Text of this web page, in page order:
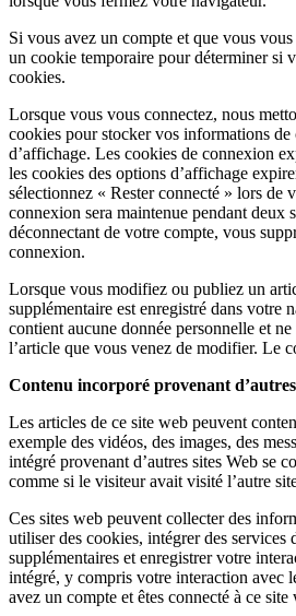
Si vous avez un compte et que vous
un cookie temporaire pour déterminer si
cookies.
Lorsque vous vous connectez, nous
cookies pour stocker vos informations
d’affichage. Les cookies de connexion
les cookies des options d’affichage
sélectionnez « Rester connecté » lors de
connexion sera maintenue pendant deux
déconnectant de votre compte, vous
connexion.
Lorsque vous modifiez ou publiez un
supplémentaire est enregistré dans votre
contient aucune donnée personnelle et
l’article que vous venez de modifier. Le
Contenu incorporé provenant
Les articles de ce site web peuvent
exemple des vidéos, des images, des
intégré provenant d’autres sites Web se
comme si le visiteur avait visité l’autre
Ces sites web peuvent collecter des
utiliser des cookies, intégrer des services
supplémentaires et enregistrer votre
intégré, y compris votre interaction avec
avez un compte et êtes connecté à ce site